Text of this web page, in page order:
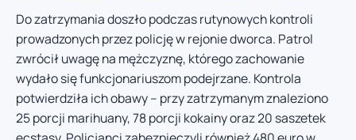
Do zatrzymania doszło podczas rutynowych kontroli
prowadzonych przez policję w rejonie dworca. Patrol
zwrócił uwagę na mężczyznę, którego zachowanie
wydało się funkcjonariuszom podejrzane. Kontrola
potwierdziła ich obawy – przy zatrzymanym znaleziono
25 porcji marihuany, 78 porcji kokainy oraz 20 saszetek